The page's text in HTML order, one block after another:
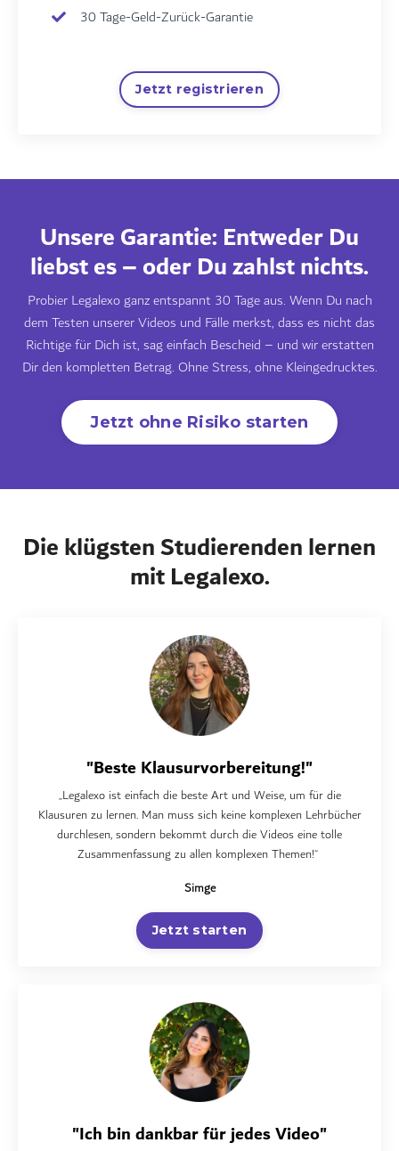
30 Tage-Geld-Zurück-Garantie
Jetzt registrieren
Unsere Garantie: Entweder Du
liebst es – oder Du zahlst nichts.
Probier Legalexo ganz entspannt 30 Tage aus. Wenn Du nach
dem Testen unserer Videos und Fälle merkst, dass es nicht das
Richtige für Dich ist, sag einfach Bescheid – und wir erstatten
Dir den kompletten Betrag. Ohne Stress, ohne Kleingedrucktes.
Jetzt ohne Risiko starten
Die klügsten Studierenden lernen
mit Legalexo.
"Beste Klausurvorbereitung!"
„Legalexo ist einfach die beste Art und Weise, um für die
Klausuren zu lernen. Man muss sich keine komplexen Lehrbücher
durchlesen, sondern bekommt durch die Videos eine tolle
Zusammenfassung zu allen komplexen Themen!“
Simge
Jetzt starten
"Ich bin dankbar für jedes Video"